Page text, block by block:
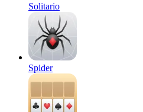
Solitario
Spider